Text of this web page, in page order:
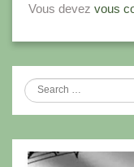
Vous devez vous
Search